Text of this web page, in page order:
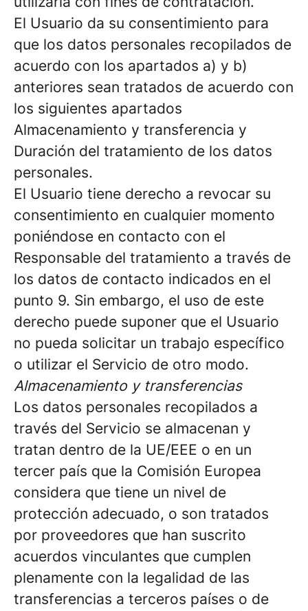
El Usuario da su consentimiento para
que los datos personales recopilados de
acuerdo con los apartados a) y b)
anteriores sean tratados de acuerdo con
los siguientes apartados
Almacenamiento y transferencia y
Duración del tratamiento de los datos
personales.
El Usuario tiene derecho a revocar su
consentimiento en cualquier momento
poniéndose en contacto con el
Responsable del tratamiento a través de
los datos de contacto indicados en el
punto 9. Sin embargo, el uso de este
derecho puede suponer que el Usuario
no pueda solicitar un trabajo específico
o utilizar el Servicio de otro modo.
Almacenamiento y transferencias
Los datos personales recopilados a
través del Servicio se almacenan y
tratan dentro de la UE/EEE o en un
tercer país que la Comisión Europea
considera que tiene un nivel de
protección adecuado, o son tratados
por proveedores que han suscrito
acuerdos vinculantes que cumplen
plenamente con la legalidad de las
transferencias a terceros países o de